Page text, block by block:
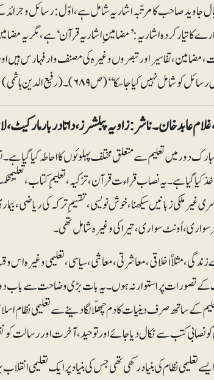
کا تیار کردہ اشاریہ: ’مضامینِ اشاریہ قرآن‘ ہے، مگر یہ
مضامین، تفاسیر اور تبصروں وغیرہ کی مصنف وار فہارس ہیں
نہیں کیا جاسکا‘‘ (ص ۶۸۹)۔ (رفیع الدین ہاشمی)
عابد خان۔ ناشر: زاویہ پبلشرز، داتا دربارمارکیٹ، لاہور۔ صفحات:
دور میں تعلیم سے متعلق مختلف پہلوئوں کااحاطہ کیا
اخذ کیا گیا ہے۔یہ نصاب قراء ت قرآن، تزکیہ، تعلیمِ کتاب،
غیرملکی زبانیں سیکھنا، خوش نویسی، تقسیمِ ترکہ کی ریاضی،
اُونٹ سواری، تیراکی وغیرہ شامل تھی۔
مثلاً اخلاقی، معاشرتی، معاشی، سیاسی، تعلیمی وغیرہ
تصورات پر استوار نہ ہوں۔ یہ بات بڑی وضاحت سے باب
کے ساتھ صرف دینیات کا دم چھلّا لگادینے سے تعلیمی نظام
کتب سے نکال دیاجائے اور توحید، آخرت اور رسالت کو
تعلیمی نظام کی بنیاد رکھی تھی جس کی بنیاد پر ایک تعلیمی